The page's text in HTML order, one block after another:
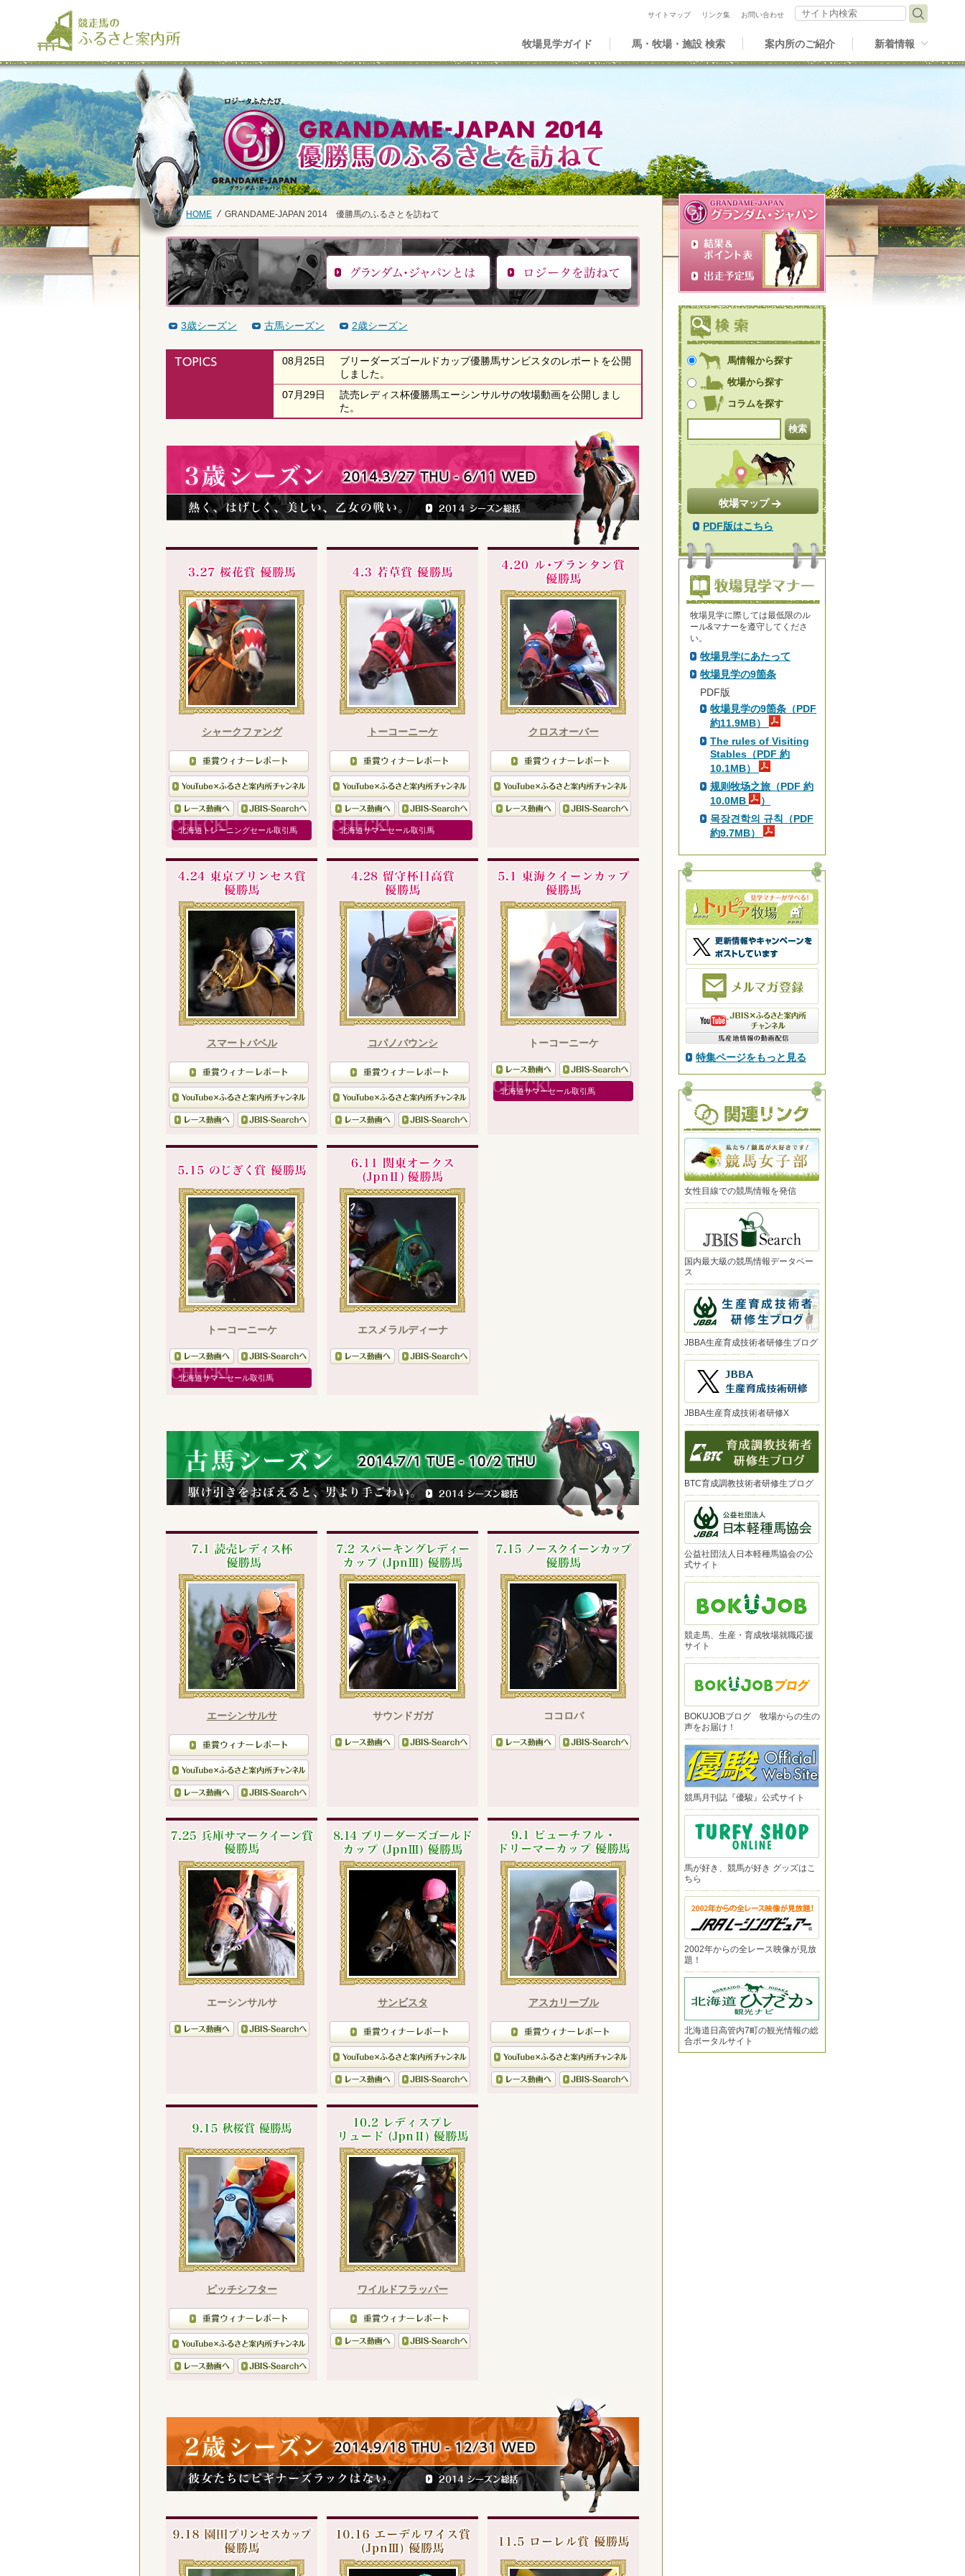
牧場見学ガイド 馬・牧場・施設 検索 案内所のご紹介 新着情報
サイトマップ リンク集 お問い合わせ
サイト内検索
HOME GRANDAME-JAPAN 2014 優勝馬のふるさとを訪ねて
3歳シーズン 古馬シーズン 2歳シーズン
08月25日
ブリーダーズゴールドカップ優勝馬サンビスタのレポートを公開
しました。
07月29日
読売レディス杯優勝馬エーシンサルサの牧場動画を公開しまし
た。
シャークファング
北海道トレーニングセール取引馬
トーコーニーケ
北海道サマーセール取引馬
クロスオーバー
スマートバベル コパノバウンシ トーコーニーケ
北海道サマーセール取引馬
トーコーニーケ
北海道サマーセール取引馬
エスメラルディーナ
エーシンサルサ サウンドガガ ココロバ
エーシンサルサ サンビスタ アスカリーブル
ピッチシフター ワイルドフラッパー
馬情報から探す
牧場から探す
コラムを探す
牧場マップ
PDF版はこちら
牧場見学に際しては最低限のル
ール&マナーを遵守してくださ
い。
牧場見学にあたって
牧場見学の9箇条
PDF版
牧場見学の9箇条（PDF
約11.9MB）
The rules of Visiting
Stables（PDF 約
10.1MB）
规则牧场之旅（PDF 約
10.0MB
）
목장견학의 규칙（PDF
約9.7MB）
特集ページをもっと見る
女性目線での競馬情報を発信
国内最大級の競馬情報データベー
ス
JBBA生産育成技術者研修生ブログ
JBBA生産育成技術者研修X
BTC育成調教技術者研修生ブログ
公益社団法人日本軽種馬協会の公
式サイト
競走馬、生産・育成牧場就職応援
サイト
BOKUJOBブログ 牧場からの生の
声をお届け！
競馬月刊誌『優駿』公式サイト
馬が好き、競馬が好き グッズはこ
ちら
2002年からの全レース映像が見放
題！
北海道日高管内7町の観光情報の総
合ポータルサイト